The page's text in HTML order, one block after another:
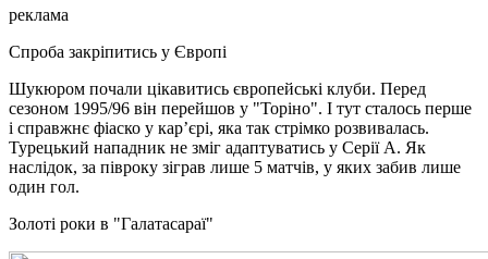
реклама
Спроба закріпитись у Європі
Шукюром почали цікавитись європейські клуби. Перед
сезоном 1995/96 він перейшов у "Торіно". І тут сталось перше
і справжнє фіаско у кар’єрі, яка так стрімко розвивалась.
Турецький нападник не зміг адаптуватись у Серії А. Як
наслідок, за півроку зіграв лише 5 матчів, у яких забив лише
один гол.
Золоті роки в "Галатасараї"